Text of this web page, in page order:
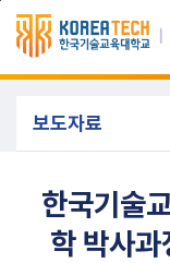
주메뉴 바로가기
본문 바로가기
보도자료
한국기술
학 박사